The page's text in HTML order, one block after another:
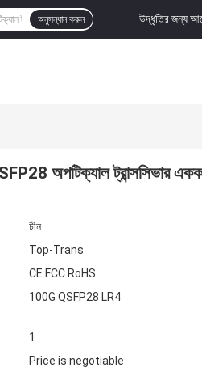
উদ্ধৃতির জন্য
অনুসন্ধান করুন
অপটিক্যাল ট্রান্সসিভার একক
চীন
Top-Trans
CE FCC RoHS
100G QSFP28 LR4
1
Price is negotiable